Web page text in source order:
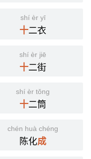
shí èr yī
十二衣
shí èr jiē
十二街
shí èr tǒng
十二筒
chén huà chéng
陈化成